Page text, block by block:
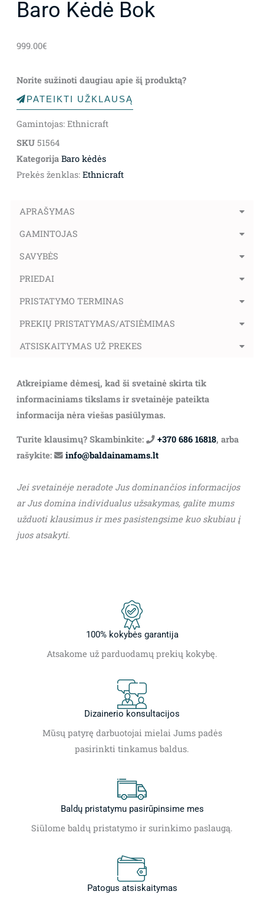
Baro Kėdė Bok
999.00€
Norite sužinoti daugiau apie šį produktą?
PATEIKTI UŽKLAUSĄ
Gamintojas: Ethnicraft
SKU 51564
Kategorija Baro kėdės
Prekės ženklas: Ethnicraft
APRAŠYMAS
GAMINTOJAS
SAVYBĖS
PRIEDAI
PRISTATYMO TERMINAS
PREKIŲ PRISTATYMAS/ATSIĖMIMAS
ATSISKAITYMAS UŽ PREKES
Atkreipiame dėmesį, kad ši svetainė skirta tik
informaciniams tikslams ir svetainėje pateikta
informacija nėra viešas pasiūlymas.
Turite klausimų? Skambinkite: +370 686 16818, arba
rašykite:
info@baldainamams.lt
Jei svetainėje neradote Jus dominančios informacijos
ar Jus domina individualus užsakymas, galite mums
užduoti klausimus ir mes pasistengsime kuo skubiau į
juos atsakyti.
100% kokybės garantija
Atsakome už parduodamų prekių kokybę.
Dizainerio konsultacijos
Mūsų patyrę darbuotojai mielai Jums padės
pasirinkti tinkamus baldus.
Baldų pristatymu pasirūpinsime mes
Siūlome baldų pristatymo ir surinkimo paslaugą.
Patogus atsiskaitymas